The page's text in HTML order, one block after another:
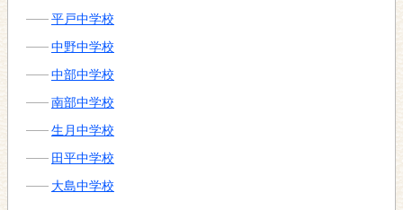
平戸中学校
中野中学校
中部中学校
南部中学校
生月中学校
田平中学校
大島中学校